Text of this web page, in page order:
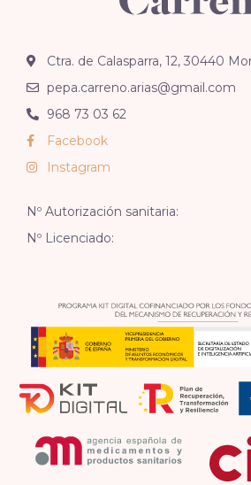
Ctra. de Calasparra, 12, 30440
pepa.carreno.arias@gmail.com
968 73 03 62
Facebook
Instagram
Nº Autorización sanitaria:
Nº Licenciado: